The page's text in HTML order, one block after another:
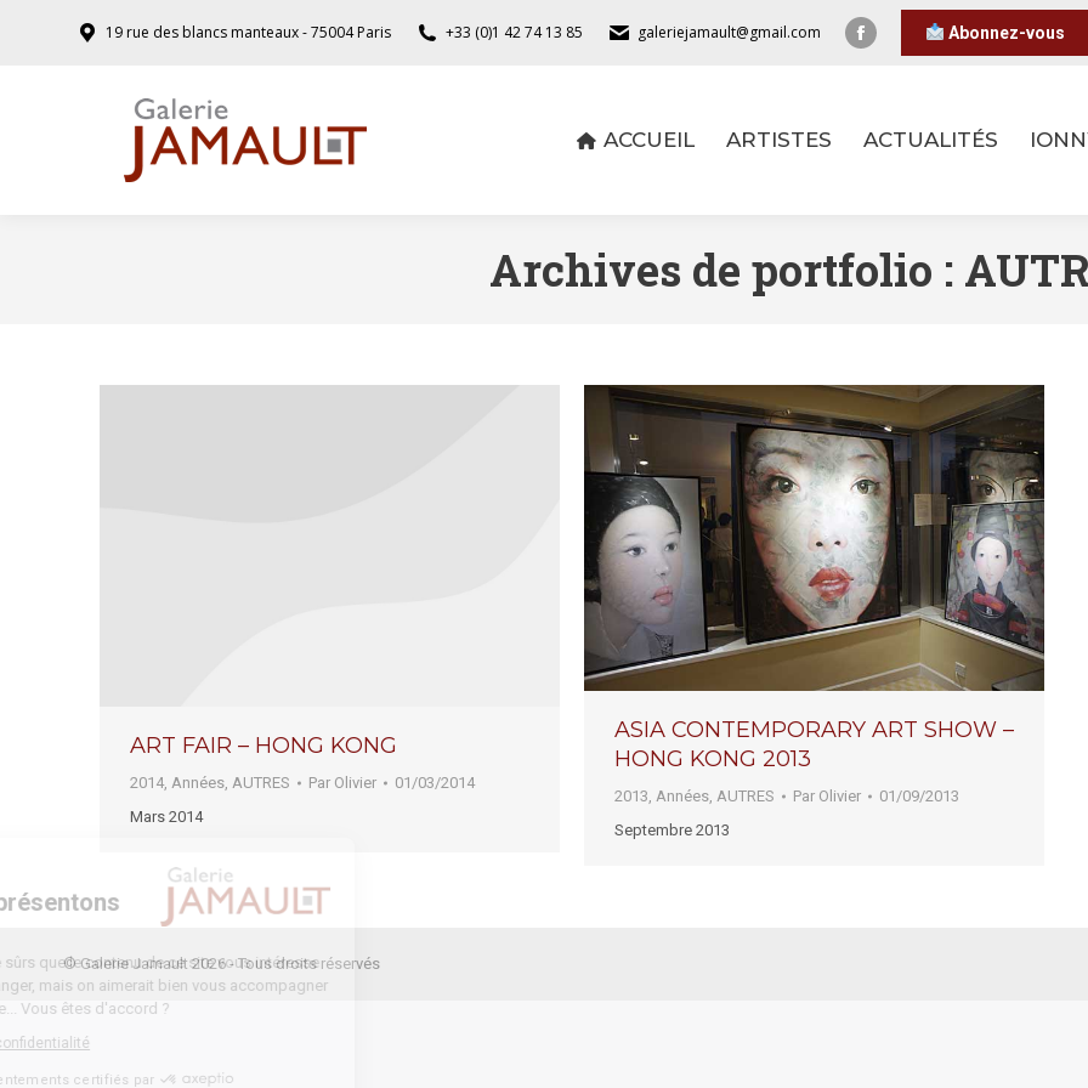
Nous vous présentons
On a attendu d'être sûrs que le contenu de ce site vous intéresse
avant de vous déranger, mais on aimerait bien vous accompagner
pendant votre visite... Vous êtes d'accord ?
Lire la politique de confidentialité
Consentements certifiés par
19 rue des blancs manteaux - 75004 Paris +33 (0)1 42 74 13 85 galeriejamault@gmail.com Abonnez-vous
ACCUEIL ARTISTES ACTUALITÉS
Archives de portfolio :
ART FAIR – HONG KONG
2014, Années, AUTRES Par Olivier
01/03/2014
Mars 2014
ASIA CONTEMPORARY ART SHOW –
HONG KONG 2013
2013, Années, AUTRES Par Olivier
01/09/2013
Septembre 2013
© Galerie Jamault 2026 - Tous droits réservés